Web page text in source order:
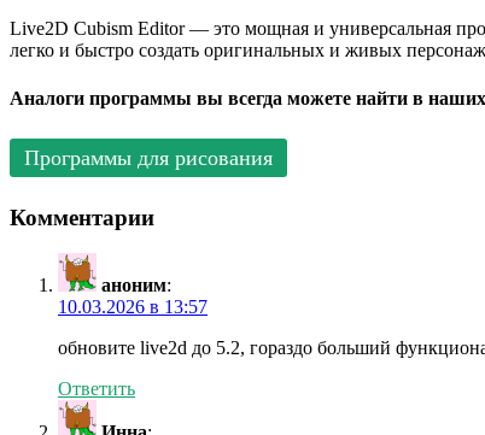
Live2D Cubism Editor — это мощная и универсальная
легко и быстро создать оригинальных и живых
Аналоги программы вы всегда можете найти в
Программы для рисования
Комментарии
аноним:
10.03.2026 в 13:57
обновите live2d до 5.2, гораздо больший
Ответить